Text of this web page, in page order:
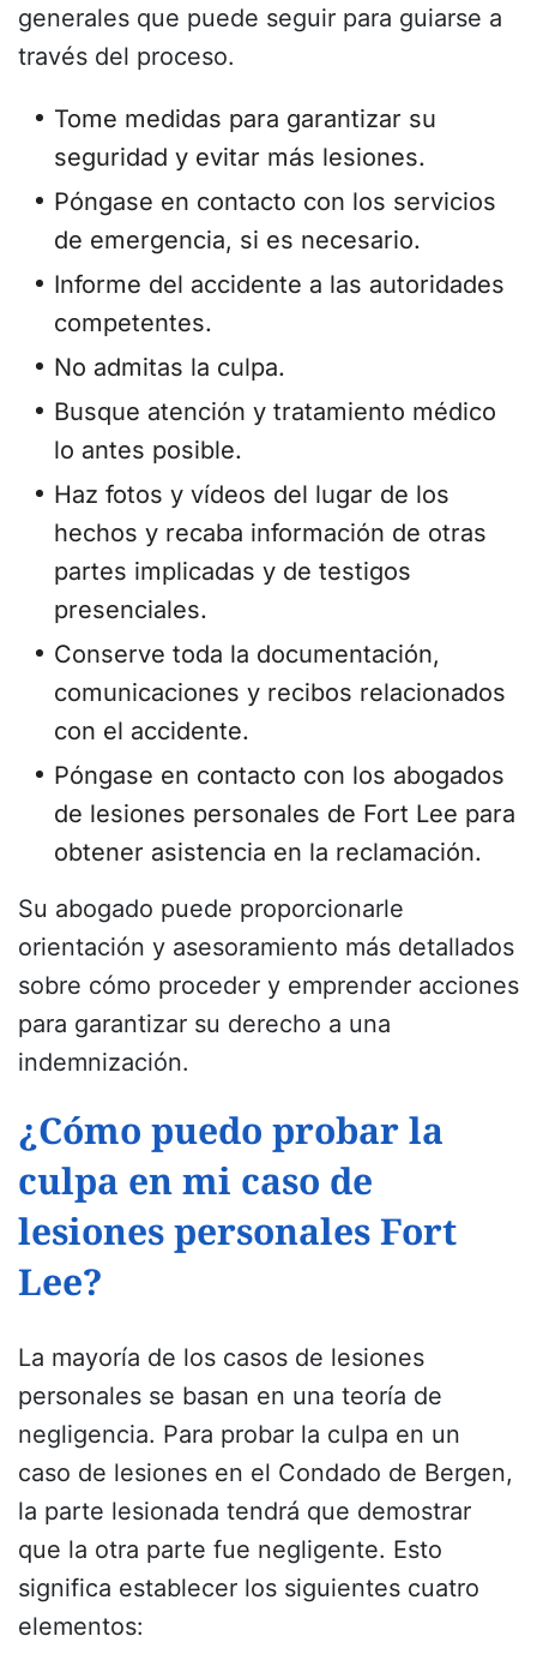
generales que puede seguir para guiarse a
través del proceso.
Tome medidas para garantizar su
seguridad y evitar más lesiones.
Póngase en contacto con los servicios
de emergencia, si es necesario.
Informe del accidente a las autoridades
competentes.
No admitas la culpa.
Busque atención y tratamiento médico
lo antes posible.
Haz fotos y vídeos del lugar de los
hechos y recaba información de otras
partes implicadas y de testigos
presenciales.
Conserve toda la documentación,
comunicaciones y recibos relacionados
con el accidente.
Póngase en contacto con los abogados
de lesiones personales de Fort Lee para
obtener asistencia en la reclamación.
Su abogado puede proporcionarle
orientación y asesoramiento más detallados
sobre cómo proceder y emprender acciones
para garantizar su derecho a una
indemnización.
¿Cómo puedo probar la
culpa en mi caso de
lesiones personales Fort
Lee?
La mayoría de los casos de lesiones
personales se basan en una teoría de
negligencia. Para probar la culpa en un
caso de lesiones en el Condado de Bergen,
la parte lesionada tendrá que demostrar
que la otra parte fue negligente. Esto
significa establecer los siguientes cuatro
elementos: